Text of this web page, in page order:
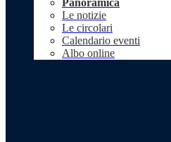
Panoramica
Le notizie
Le circolari
Calendario eventi
Albo online